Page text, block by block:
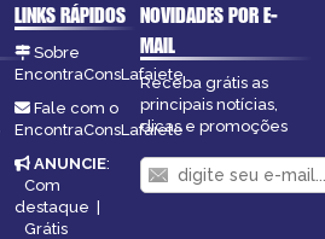
LINKS RÁPIDOS
Sobre
EncontraConsLafaiete
Fale com o
EncontraConsLafaiete
ANUNCIE:
Com
destaque |
Grátis
NOVIDADES POR E-
MAIL
Receba grátis as
principais notícias,
dicas e promoções